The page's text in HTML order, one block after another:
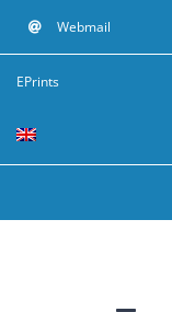
Webmail
EPrints